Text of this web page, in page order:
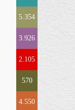
5.354
3.926
2.105
570
4.550